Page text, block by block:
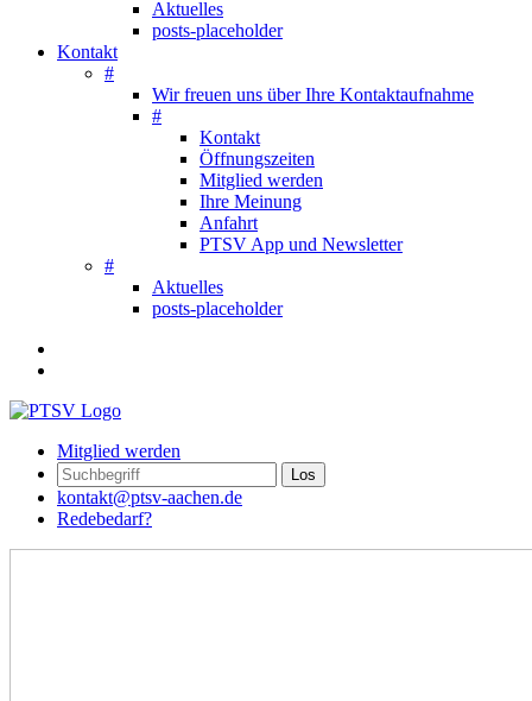
Aktuelles
posts-placeholder
Kontakt
#
Wir freuen uns über Ihre Kontaktaufnahme
#
Kontakt
Öffnungszeiten
Mitglied werden
Ihre Meinung
Anfahrt
PTSV App und Newsletter
#
Aktuelles
posts-placeholder
Mitglied werden
kontakt@ptsv-aachen.de
Redebedarf?